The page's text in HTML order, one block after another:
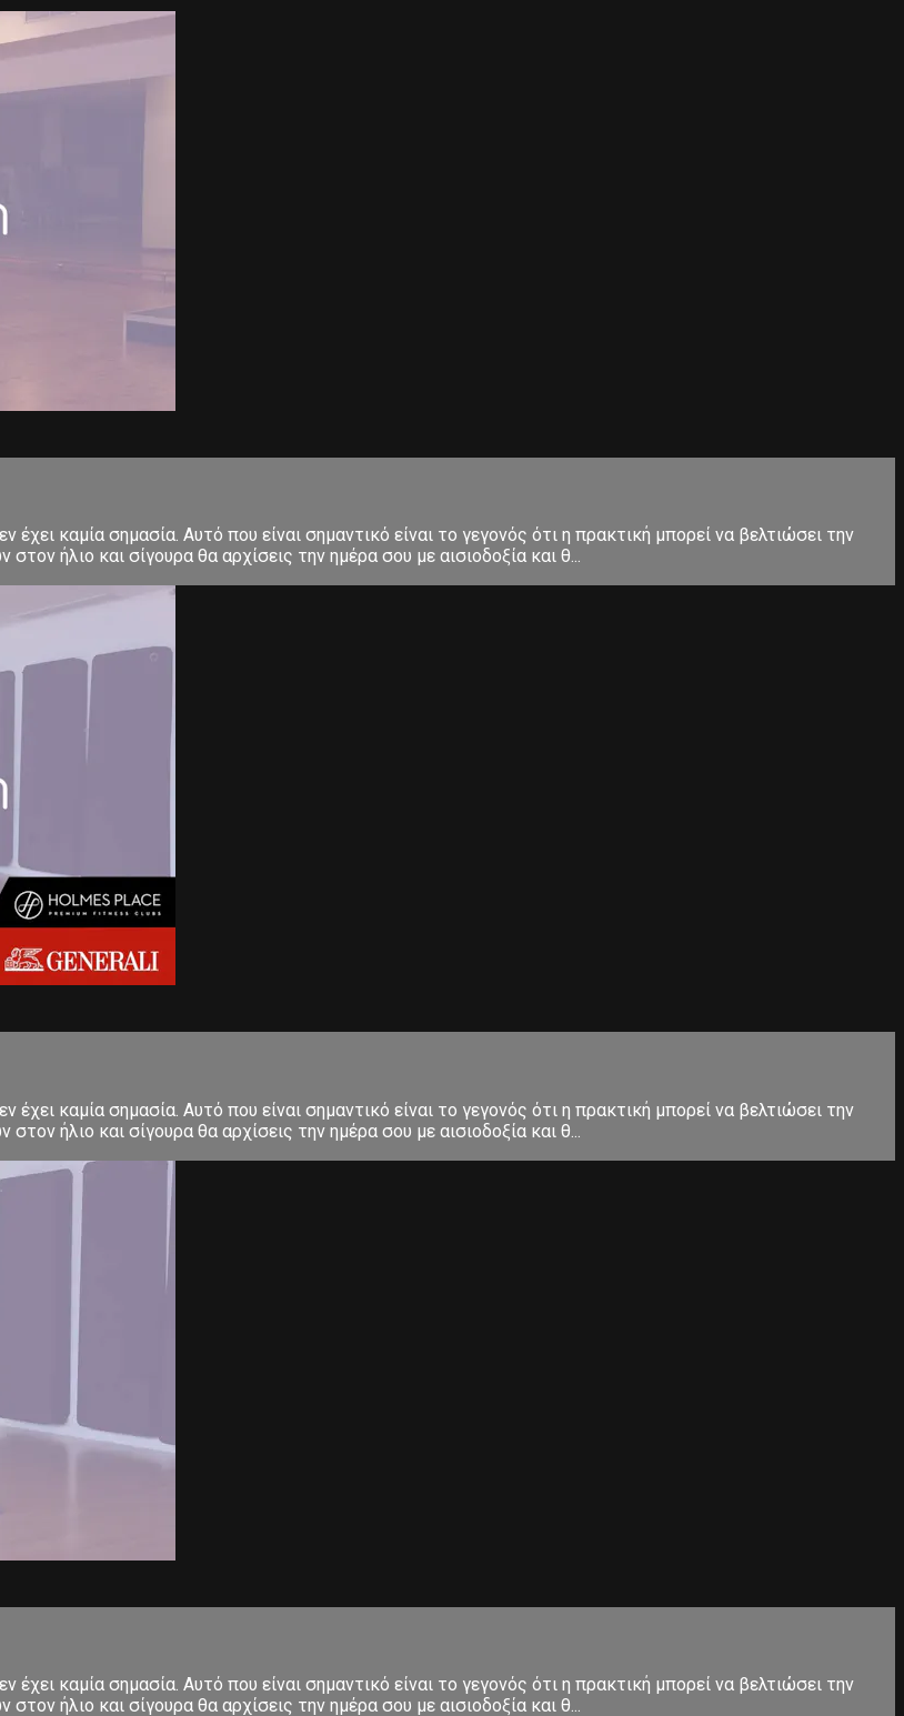
καμία σημασία. Αυτό που είναι σημαντικό είναι το γεγονός ότι η πρακτική μπορεί να βελτιώσει την
ήλιο και σίγουρα θα αρχίσεις την ημέρα σου με αισιοδοξία και θ...
καμία σημασία. Αυτό που είναι σημαντικό είναι το γεγονός ότι η πρακτική μπορεί να βελτιώσει την
ήλιο και σίγουρα θα αρχίσεις την ημέρα σου με αισιοδοξία και θ...
καμία σημασία. Αυτό που είναι σημαντικό είναι το γεγονός ότι η πρακτική μπορεί να βελτιώσει την
ήλιο και σίγουρα θα αρχίσεις την ημέρα σου με αισιοδοξία και θ...